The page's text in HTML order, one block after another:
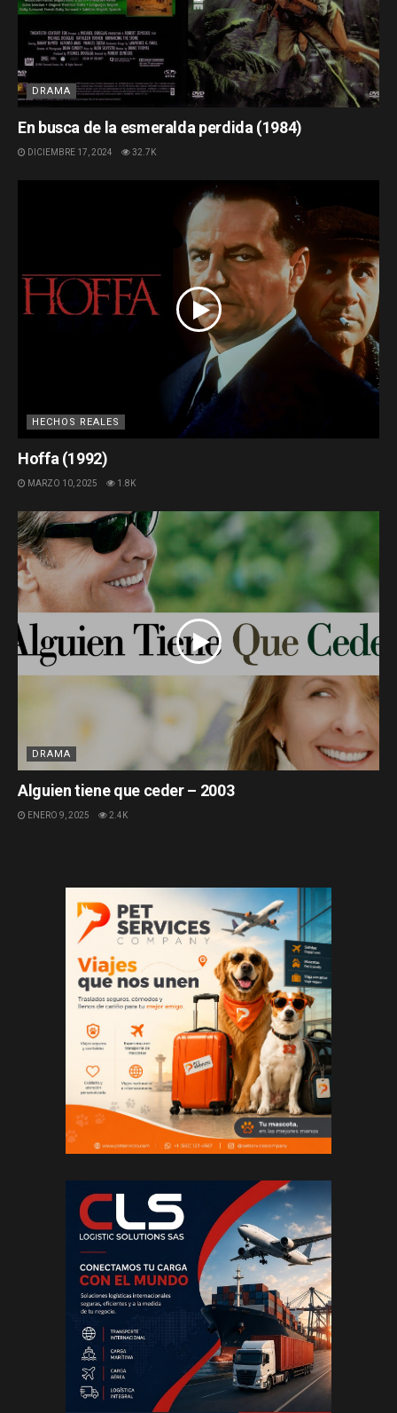
DRAMA
En busca de la esmeralda perdida (1984)
DICIEMBRE 17, 2024 32.7K
HECHOS REALES
Hoffa (1992)
MARZO 10, 2025 1.8K
DRAMA
Alguien tiene que ceder – 2003
ENERO 9, 2025 2.4K